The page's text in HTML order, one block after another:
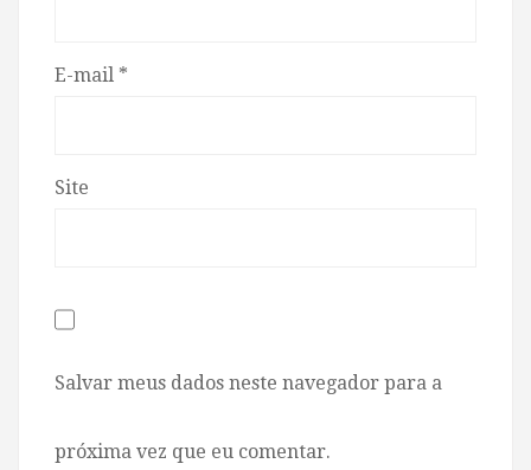
E-mail *
Site
Salvar meus dados neste navegador para a
próxima vez que eu comentar.